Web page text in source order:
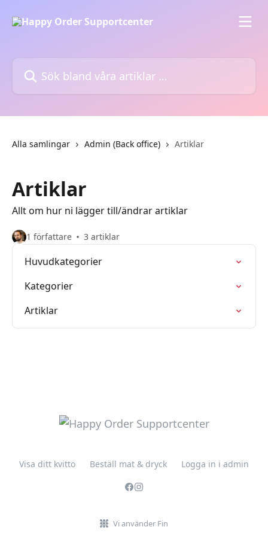
Alla samlingar Admin (Back office) Artiklar
Artiklar
Allt om hur ni lägger till/ändrar artiklar
1 författare 3 artiklar
Huvudkategorier
Kategorier
Artiklar
Visa ditt kvitto Beställ mat & dryck Logga in i admin
Vi använder Fin